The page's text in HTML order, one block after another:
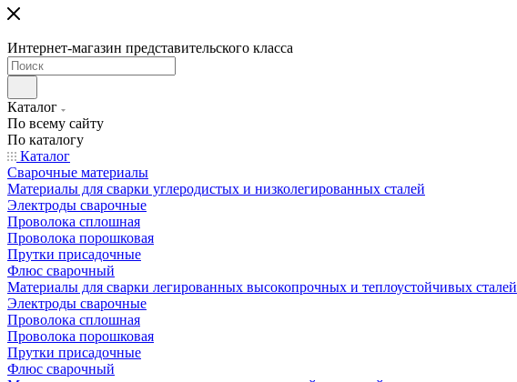
Интернет-магазин представительского класса
Каталог
По всему сайту
По каталогу
Каталог
Сварочные материалы
Материалы для сварки углеродистых и низколегированных сталей
Электроды сварочные
Проволока сплошная
Проволока порошковая
Прутки присадочные
Флюс сварочный
Материалы для сварки легированных высокопрочных и теплоустойчивых сталей
Электроды сварочные
Проволока сплошная
Проволока порошковая
Прутки присадочные
Флюс сварочный